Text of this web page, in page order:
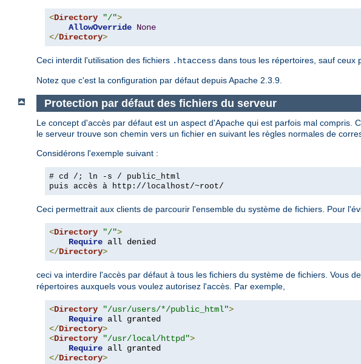
<Directory "/">
AllowOverride None
</Directory>
Ceci interdit l'utilisation des fichiers .htaccess dans tous les répertoires, sauf ceux
Notez que c'est la configuration par défaut depuis Apache 2.3.9.
Protection par défaut des fichiers du serveur
Le concept d'accès par défaut est un aspect d'Apache qui est parfois mal
le serveur trouve son chemin vers un fichier en suivant les règles normales de
Considérons l'exemple suivant :
# cd /; ln -s / public_html
puis accès à http://localhost/~root/
Ceci permettrait aux clients de parcourir l'ensemble du système de fichiers. Pour
<Directory "/">
Require
</Directory>
ceci va interdire l'accès par défaut à tous les fichiers du système de fichiers. Vous
répertoires auxquels vous voulez autorisez l'accès. Par exemple,
<Directory "/usr/users/*/public_html">
Require
</Directory>
<Directory "/usr/local/httpd">
Require
</Directory>